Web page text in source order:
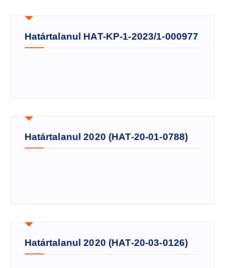
Határtalanul HAT-KP-1-2023/1-000977
Határtalanul 2020 (HAT-20-01-0788)
Határtalanul 2020 (HAT-20-03-0126)